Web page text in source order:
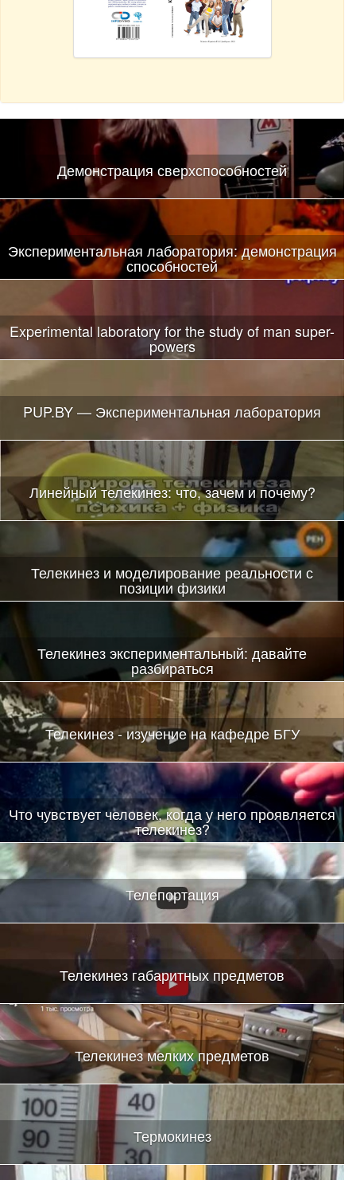
Демонстрация сверхспособностей
Экспериментальная лаборатория: демонстрация
способностей
Experimental laboratory for the study of man super-
powers
PUP.BY — Экспериментальная лаборатория
Линейный телекинез: что, зачем и почему?
Телекинез и моделирование реальности с
позиции физики
Телекинез экспериментальный: давайте
разбираться
Телекинез - изучение на кафедре БГУ
Что чувствует человек, когда у него проявляется
телекинез?
Телепортация
Телекинез габаритных предметов
Телекинез мелких предметов
Термокинез